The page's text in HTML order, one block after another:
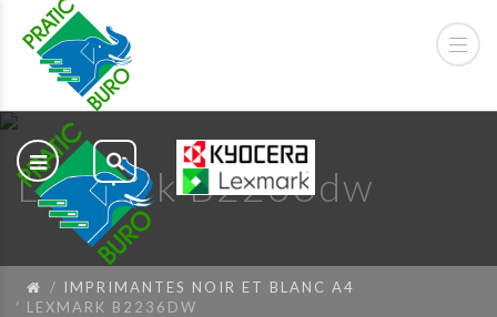
Lexmark B2236dw
IMPRIMANTES NOIR ET BLANC A4
LEXMARK B2236DW